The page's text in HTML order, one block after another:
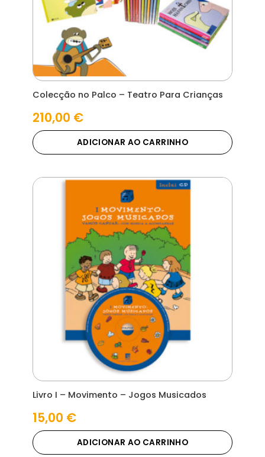
Colecção no Palco – Teatro Para Crianças
210,00 €
ADICIONAR AO CARRINHO
Livro I – Movimento – Jogos Musicados
15,00 €
ADICIONAR AO CARRINHO